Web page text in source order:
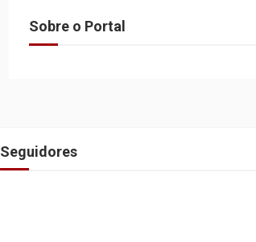
Sobre o Portal
Seguidores